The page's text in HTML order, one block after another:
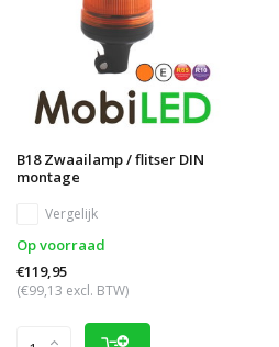
B18 Zwaailamp / flitser DIN
montage
Vergelijk
Op voorraad
€119,95
(€99,13 excl. BTW)